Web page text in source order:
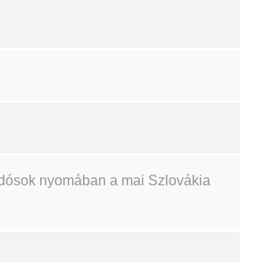
nyomában a mai Szlovákia